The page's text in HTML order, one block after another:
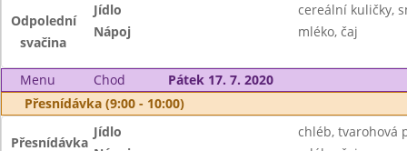
Odpolední
svačina
Jídlo
cereální kuličky,
Nápoj
mléko, čaj
Menu Chod
Pátek 17. 7. 2020
Přesnídávka (9:00 - 10:00)
Přesnídávka
Jídlo
chléb, tvarohová